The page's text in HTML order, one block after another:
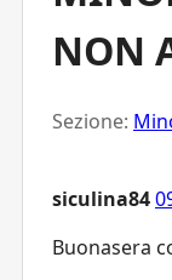
NON
Sezione:
siculina84
Buonasera